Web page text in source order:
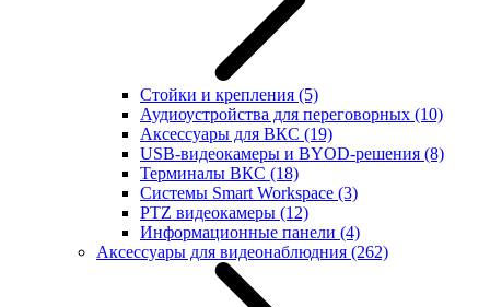
Стойки и крепления (5)
Аудиоустройства для переговорных (10)
Аксессуары для ВКС (19)
USB-видеокамеры и BYOD-решения (8)
Терминалы ВКС (18)
Системы Smart Workspace (3)
PTZ видеокамеры (12)
Информационные панели (4)
Аксессуары для видеонаблюдния (262)